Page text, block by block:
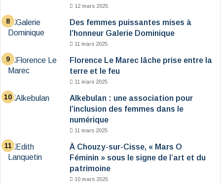
12 mars 2025
Des femmes puissantes mises à
l’honneur Galerie Dominique
11 mars 2025
Florence Le Marec lâche prise entre la
terre et le feu
11 mars 2025
Alkebulan : une association pour
l’inclusion des femmes dans le
numérique
11 mars 2025
À Chouzy-sur-Cisse, « Mars O
Féminin » sous le signe de l’art et du
patrimoine
10 mars 2025